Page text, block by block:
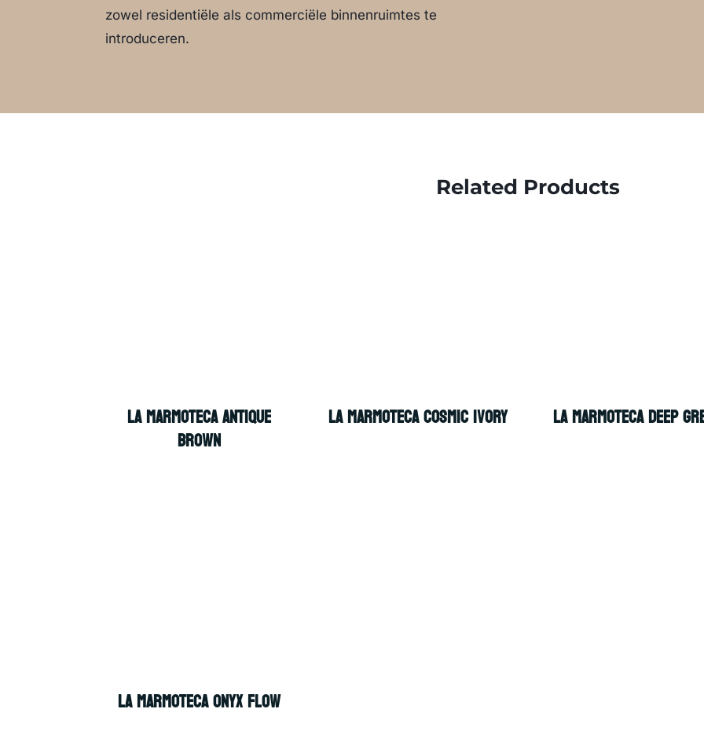
zowel residentiële als commerciële binnenruimtes te
introduceren.
Related Products
LA MARMOTECA ANTIQUE
BROWN
LA MARMOTECA COSMIC IVORY LA MARMOTECA DEEP
LA MARMOTECA ONYX FLOW